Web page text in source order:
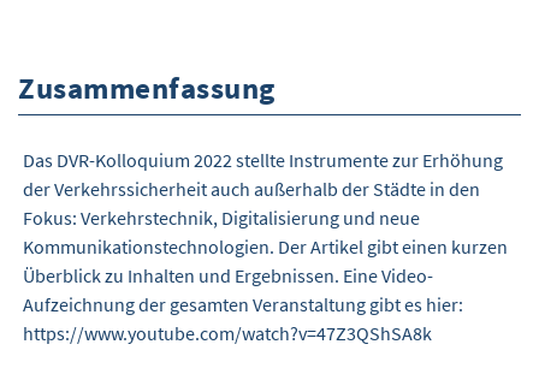
Zusammenfassung
Das DVR-Kolloquium 2022 stellte Instrumente zur Erhöhung
der Verkehrssicherheit auch außerhalb der Städte in den
Fokus: Verkehrstechnik, Digitalisierung und neue
Kommunikationstechnologien. Der Artikel gibt einen kurzen
Überblick zu Inhalten und Ergebnissen. Eine Video-
Aufzeichnung der gesamten Veranstaltung gibt es hier:
https://www.youtube.com/watch?v=47Z3QShSA8k